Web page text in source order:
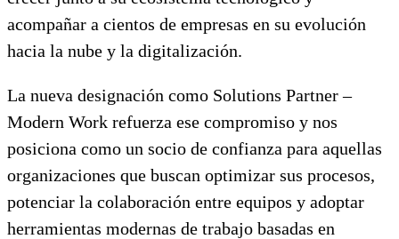
acompañar a cientos de empresas en su evolución
hacia la nube y la digitalización.
La nueva designación como Solutions Partner –
Modern Work refuerza ese compromiso y nos
posiciona como un socio de confianza para aquellas
organizaciones que buscan optimizar sus procesos,
potenciar la colaboración entre equipos y adoptar
herramientas modernas de trabajo basadas en